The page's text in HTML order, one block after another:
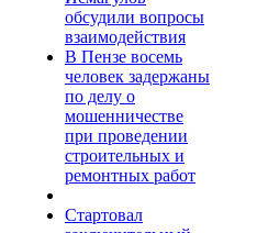
обсудили вопросы
взаимодействия
В Пензе восемь
человек задержаны
по делу о
мошенничестве
при проведении
строительных и
ремонтных работ
Стартовал